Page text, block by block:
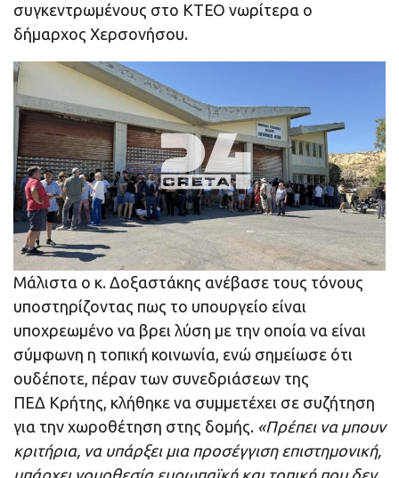
συγκεντρωμένους στο ΚΤΕΟ νωρίτερα ο
δήμαρχος Χερσονήσου.
Μάλιστα ο κ. Δοξαστάκης ανέβασε τους τόνους
υποστηρίζοντας πως το υπουργείο είναι
υποχρεωμένο να βρει λύση με την οποία να είναι
σύμφωνη η τοπική κοινωνία, ενώ σημείωσε ότι
ουδέποτε, πέραν των συνεδριάσεων της
ΠΕΔ Κρήτης, κλήθηκε να συμμετέχει σε συζήτηση
για την χωροθέτηση στης δομής. «Πρέπει να μπουν
κριτήρια, να υπάρξει μια προσέγγιση επιστημονική,